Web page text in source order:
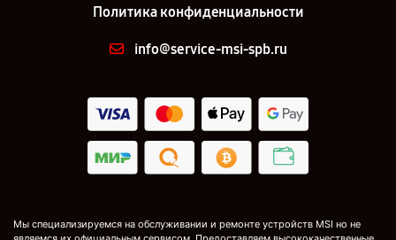
Политика конфиденциальности
info@service-msi-spb.ru
Мы специализируемся на обслуживании и ремонте устройств MSI но не